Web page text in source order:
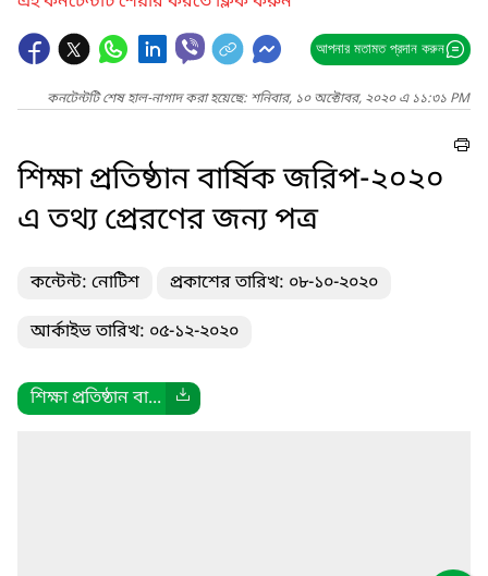
আপনার মতামত প্রদান করুন
কনটেন্টটি শেষ হাল-নাগাদ করা হয়েছে: শনিবার, ১০ অক্টোবর, ২০২০ এ ১১:৩১ PM
শিক্ষা প্রতিষ্ঠান বার্ষিক জরিপ-২০২০
এ তথ্য প্রেরণের জন্য পত্র
কন্টেন্ট: নোটিশ প্রকাশের তারিখ: ০৮-১০-২০২০
আর্কাইভ তারিখ: ০৫-১২-২০২০
শিক্ষা প্রতিষ্ঠান বা...